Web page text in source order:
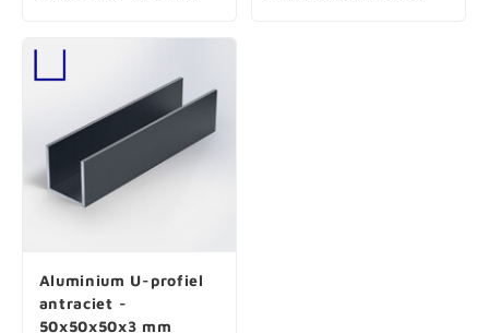
Aluminium U-profiel
antraciet -
50x50x50x3 mm